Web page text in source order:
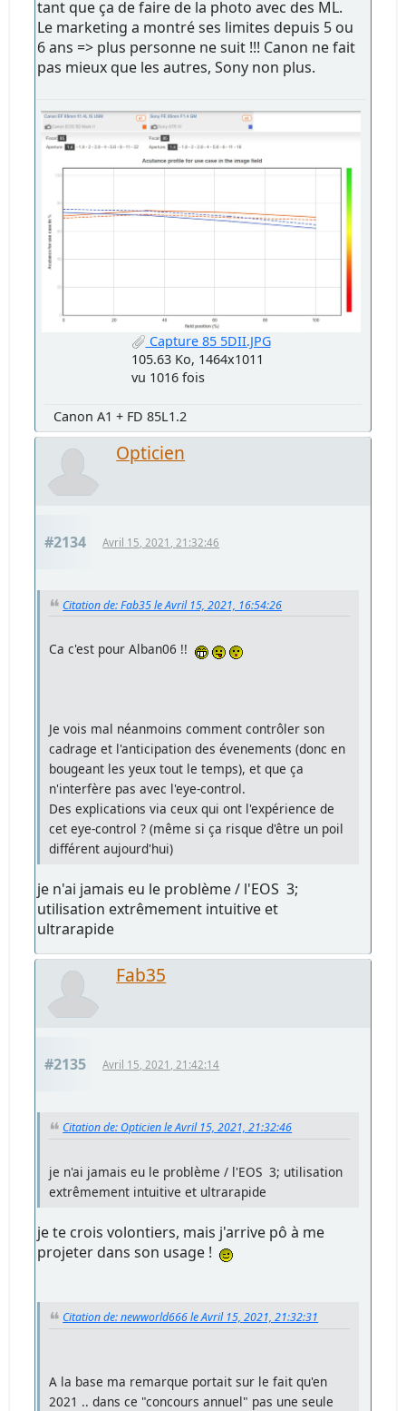
tant que ça de faire de la photo avec des ML.
Le marketing a montré ses limites depuis 5 ou
6 ans => plus personne ne suit !!! Canon ne fait
pas mieux que les autres, Sony non plus.
Capture 85 5DII.JPG
105.63 Ko, 1464x1011
vu 1016 fois
Canon A1 + FD 85L1.2
Opticien
#2134 Avril 15, 2021, 21:32:46
Citation de: Fab35 le Avril 15, 2021, 16:54:26
Ca c'est pour Alban06 !!
Je vois mal néanmoins comment contrôler son
cadrage et l'anticipation des évenements (donc en
bougeant les yeux tout le temps), et que ça
n'interfère pas avec l'eye-control.
Des explications via ceux qui ont l'expérience de
cet eye-control ? (même si ça risque d'être un poil
différent aujourd'hui)
je n'ai jamais eu le problème / l'EOS 3;
utilisation extrêmement intuitive et
ultrarapide
Fab35
#2135 Avril 15, 2021, 21:42:14
Citation de: Opticien le Avril 15, 2021, 21:32:46
je n'ai jamais eu le problème / l'EOS 3; utilisation
extrêmement intuitive et ultrarapide
je te crois volontiers, mais j'arrive pô à me
projeter dans son usage !
Citation de: newworld666 le Avril 15, 2021, 21:32:31
A la base ma remarque portait sur le fait qu'en
2021 .. dans ce "concours annuel" pas une seule